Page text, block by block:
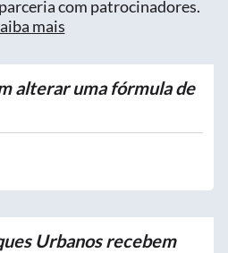
com patrocinadores.
mais
alterar uma fórmula de
Urbanos recebem